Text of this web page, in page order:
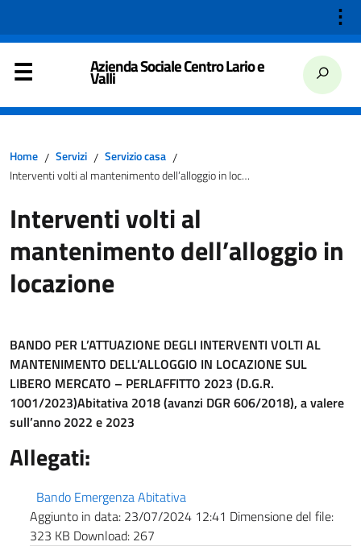
⋮
Azienda Sociale Centro Lario e
Valli
Home / Servizi / Servizio casa /
Interventi volti al mantenimento dell’alloggio in locazione
Interventi volti al
mantenimento dell’alloggio in
locazione
BANDO PER L’ATTUAZIONE DEGLI INTERVENTI VOLTI AL
MANTENIMENTO DELL’ALLOGGIO IN LOCAZIONE SUL
LIBERO MERCATO – PERLAFFITTO 2023 (D.G.R.
1001/2023)Abitativa 2018 (avanzi DGR 606/2018), a valere
sull’anno 2022 e 2023
Allegati:
Bando Emergenza Abitativa
Aggiunto in data: 23/07/2024 12:41 Dimensione del file:
323 KB Download: 267